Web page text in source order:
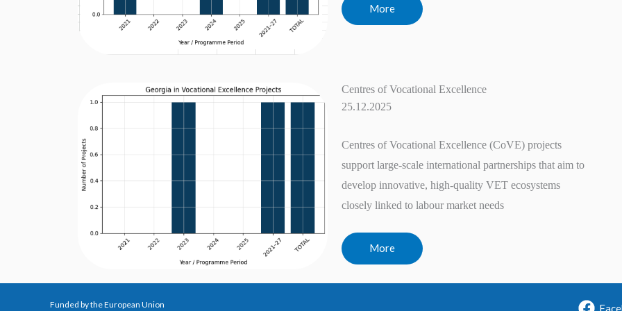
More
Centres of Vocational Excellence
25.12.2025
Centres of Vocational Excellence (CoVE) projects
support large-scale international partnerships that aim to
develop innovative, high-quality VET ecosystems
closely linked to labour market needs
More
Funded by the European Union